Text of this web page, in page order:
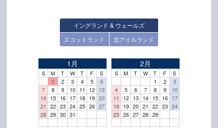
イングランド & ウェールズ
スコットランド
北アイルランド
1月
S M T W T F
S
1
2 3 4 5
6
7
8 9 10 11 12 13
14 15 16 17 18 19 20
21
22 23 24 25 26 27
28 29 30 31
2月
S M T W T F
S
1
2
3
4
5 6 7 8 9
10
11
12 13 14 15 16 17
18 19 20 21 22 23 24
25 26 27 28 29